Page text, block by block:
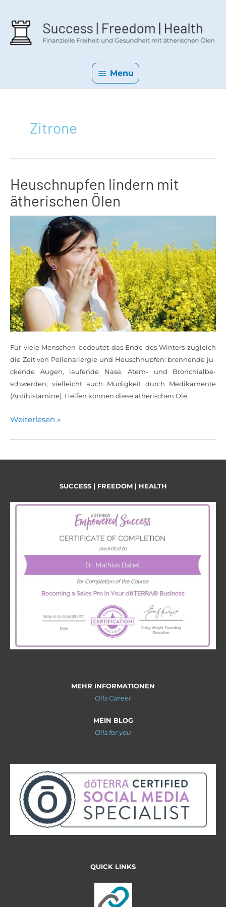
Menu
Menu
Zitrone
Heuschnupfen lindern mit
ätherischen Ölen
Für vie­le Men­schen be­deu­tet das En­de des Win­ters zu­gleich
die Zeit von Pol­len­all­er­gie und Heu­schnup­fen: bren­nen­de ju­
cken­de Au­gen, lau­fen­de Na­se, Atem- und Bron­chi­al­be­
schwer­den, viel­leicht auch Mü­dig­keit durch Me­di­ka­men­te
(An­ti­hist­ami­ne). Hel­fen kön­nen die­se äthe­ri­schen Öle.
Wei­ter­le­sen »
SUCCESS | FREEDOM | HEALTH
MEHR INFORMATIONEN
Oils Career
MEIN BLOG
Oils for you
QUICK LINKS